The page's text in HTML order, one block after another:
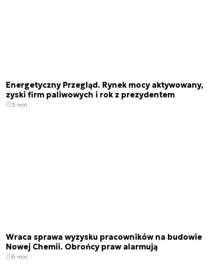
Energetyczny Przegląd. Rynek mocy aktywowany,
zyski firm paliwowych i rok z prezydentem
3 min.
Wraca sprawa wyzysku pracowników na budowie
Nowej Chemii. Obrońcy praw alarmują
6 min.